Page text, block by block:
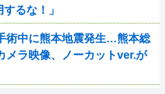
るな！」
術中に熊本地震発生…熊本総
メラ映像、ノーカットver.が